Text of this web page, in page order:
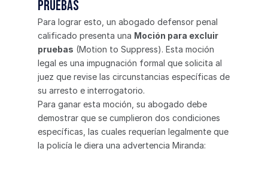
pruebas
Para lograr esto, un abogado defensor penal
calificado presenta una Moción para excluir
pruebas (Motion to Suppress). Esta moción
legal es una impugnación formal que solicita al
juez que revise las circunstancias específicas de
su arresto e interrogatorio.
Para ganar esta moción, su abogado debe
demostrar que se cumplieron dos condiciones
específicas, las cuales requerían legalmente que
la policía le diera una advertencia Miranda: